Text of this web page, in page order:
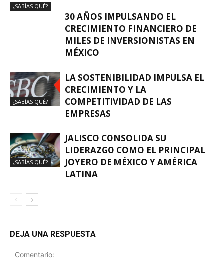
¿SABÍAS QUÉ?
30 AÑOS IMPULSANDO EL
CRECIMIENTO FINANCIERO DE
MILES DE INVERSIONISTAS EN
MÉXICO
¿SABÍAS QUÉ?
LA SOSTENIBILIDAD IMPULSA EL
CRECIMIENTO Y LA
COMPETITIVIDAD DE LAS
EMPRESAS
¿SABÍAS QUÉ?
JALISCO CONSOLIDA SU
LIDERAZGO COMO EL PRINCIPAL
JOYERO DE MÉXICO Y AMÉRICA
LATINA
DEJA UNA RESPUESTA